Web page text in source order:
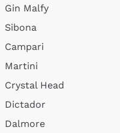
Gin Malfy
Sibona
Campari
Martini
Crystal Head
Dictador
Dalmore